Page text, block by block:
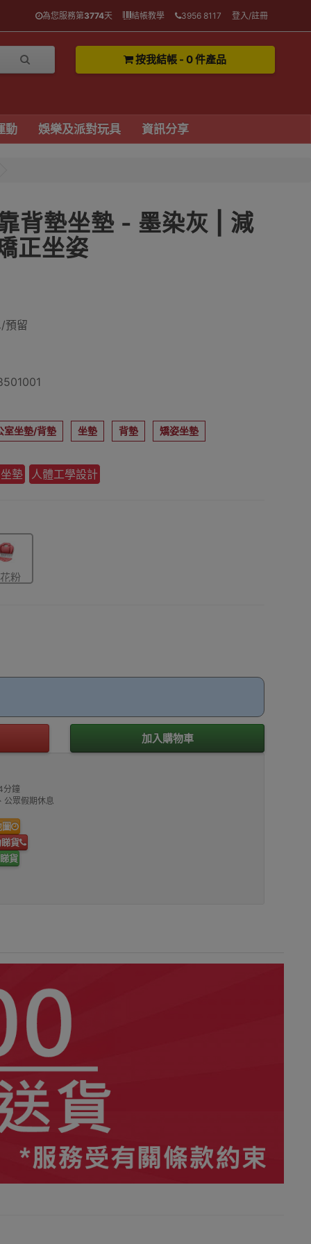
為您服務第3774天 結帳教學 3956 8117 登入/註冊
按我結帳 - 0 件產品
動 娛樂及派對玩具 資訊分享
背墊坐墊 - 墨染灰 | 減
正坐姿
預留
室坐墊/背墊 坐墊 背墊 矯姿坐墊
墊 人體工學設計
粉
加入購物車
分鐘
眾假期休息
貨
貨